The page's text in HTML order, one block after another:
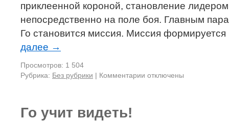
приклеенной короной, становление
непосредственно на поле боя. Главным
Го становится миссия. Миссия
далее →
Просмотров: 1 504
Рубрика: Без рубрики | Комментарии отключены
Го учит видеть!